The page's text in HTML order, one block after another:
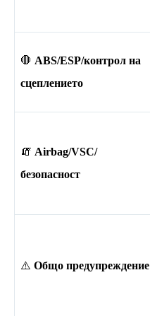
🛑 ABS/ESP/контрол на
сцеплението
🧯 Airbag/VSC/
безопасност
⚠️ Общо предупреждение